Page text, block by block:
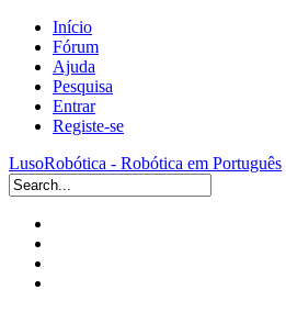
Início
Fórum
Ajuda
Pesquisa
Entrar
Registe-se
LusoRobótica - Robótica em Português